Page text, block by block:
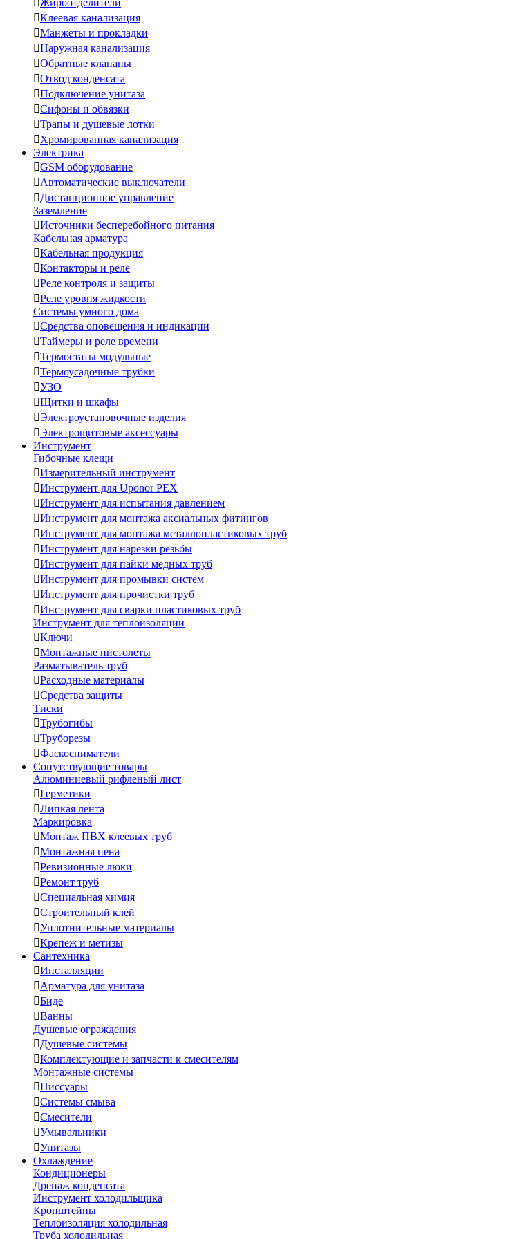
Жироотделители
Клеевая канализация
Манжеты и прокладки
Наружная канализация
Обратные клапаны
Отвод конденсата
Подключение унитаза
Сифоны и обвязки
Трапы и душевые лотки
Хромированная канализация
Электрика
GSM оборудование
Автоматические выключатели
Дистанционное управление
Заземление
Источники бесперебойного питания
Кабельная арматура
Кабельная продукция
Контакторы и реле
Реле контроля и защиты
Реле уровня жидкости
Системы умного дома
Средства оповещения и индикации
Таймеры и реле времени
Термостаты модульные
Термоусадочные трубки
УЗО
Щитки и шкафы
Электроустановочные изделия
Электрощитовые аксессуары
Инструмент
Гибочные клещи
Измерительный инструмент
Инструмент для Uponor PEX
Инструмент для испытания давлением
Инструмент для монтажа аксиальных фитингов
Инструмент для монтажа металлопластиковых труб
Инструмент для нарезки резьбы
Инструмент для пайки медных труб
Инструмент для промывки систем
Инструмент для прочистки труб
Инструмент для сварки пластиковых труб
Инструмент для теплоизоляции
Ключи
Монтажные пистолеты
Разматыватель труб
Расходные материалы
Средства защиты
Тиски
Трубогибы
Труборезы
Фаскосниматели
Сопутствующие товары
Алюминиевый рифленый лист
Герметики
Липкая лента
Маркировка
Монтаж ПВХ клеевых труб
Монтажная пена
Ревизионные люки
Ремонт труб
Специальная химия
Строительный клей
Уплотнительные материалы
Крепеж и метизы
Сантехника
Инсталляции
Арматура для унитаза
Биде
Ванны
Душевые ограждения
Душевые системы
Комплектующие и запчасти к смесителям
Монтажные системы
Писсуары
Системы смыва
Смесители
Умывальники
Унитазы
Охлаждение
Кондиционеры
Дренаж конденсата
Инструмент холодильщика
Кронштейны
Теплоизоляция холодильная
Труба холодильная